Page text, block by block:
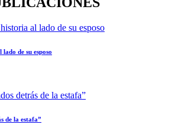
de su esposo
de la estafa”